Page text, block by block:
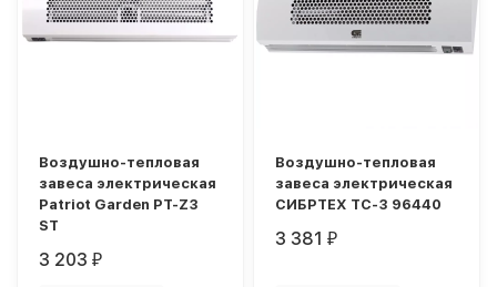
Воздушно-тепловая
завеса электрическая
Patriot Garden PT-Z3
ST
3 203₽
Воздушно-тепловая
завеса электрическая
СИБРТЕХ ТС-3 96440
3 381₽